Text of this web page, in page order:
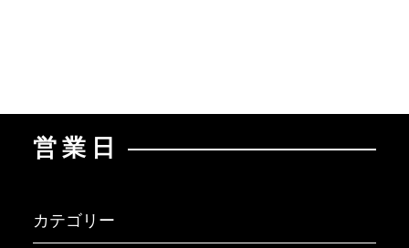
営業日
カテゴリー